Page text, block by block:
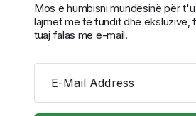
Mos e humbisni mundësinë për
lajmet më të fundit dhe eksluzive,
tuaj falas me e-mail.
E-Mail Address